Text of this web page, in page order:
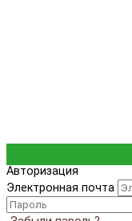
Авторизация
Электронная почта